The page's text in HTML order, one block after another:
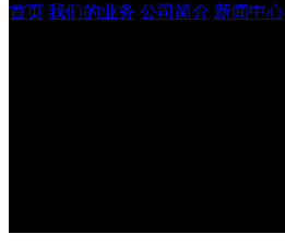
首页 我们的业务 公司简介 新闻中心